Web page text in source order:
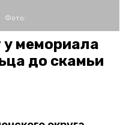
Фото:
мемориала
до скамьи